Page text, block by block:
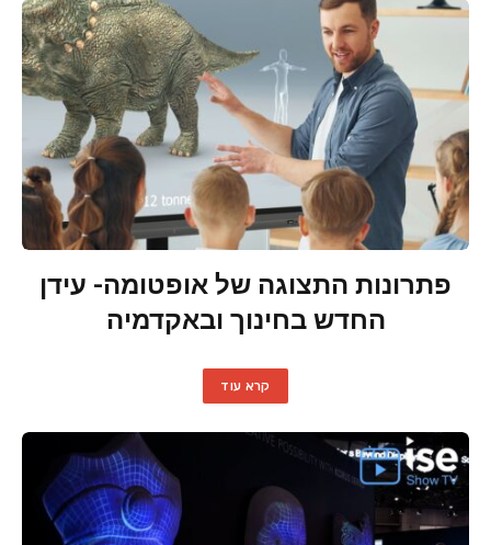
פתרונות התצוגה של אופטומה- עידן
החדש בחינוך ובאקדמיה
קרא עוד